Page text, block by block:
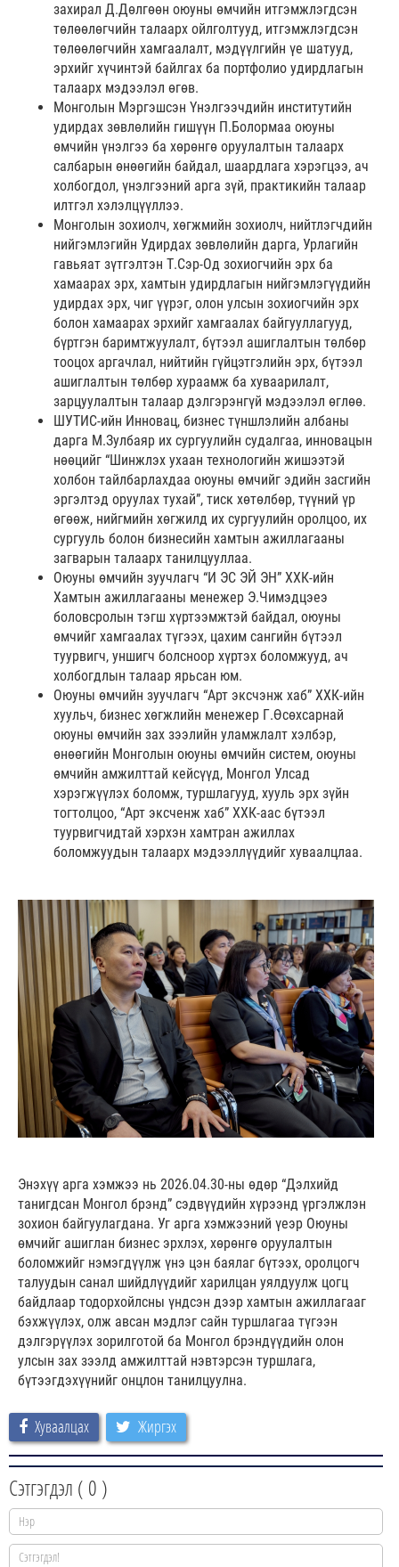
захирал Д.Дөлгөөн оюуны өмчийн итгэмжлэгдсэн
төлөөлөгчийн талаарх ойлголтууд, итгэмжлэгдсэн
төлөөлөгчийн хамгаалалт, мэдүүлгийн үе шатууд,
эрхийг хүчинтэй байлгах ба портфолио удирдлагын
талаарх мэдээлэл өгөв.
Монголын Мэргэшсэн Үнэлгээчдийн институтийн
удирдах зөвлөлийн гишүүн П.Болормаа оюуны
өмчийн үнэлгээ ба хөрөнгө оруулалтын талаарх
салбарын өнөөгийн байдал, шаардлага хэрэгцээ, ач
холбогдол, үнэлгээний арга зүй, практикийн талаар
илтгэл хэлэлцүүллээ.
Монголын зохиолч, хөгжмийн зохиолч, нийтлэгчдийн
нийгэмлэгийн Удирдах зөвлөлийн дарга, Урлагийн
гавьяат зүтгэлтэн Т.Сэр-Од зохиогчийн эрх ба
хамаарах эрх, хамтын удирдлагын нийгэмлэгүүдийн
удирдах эрх, чиг үүрэг, олон улсын зохиогчийн эрх
болон хамаарах эрхийг хамгаалах байгууллагууд,
бүртгэн баримтжуулалт, бүтээл ашиглалтын төлбөр
тооцох аргачлал, нийтийн гүйцэтгэлийн эрх, бүтээл
ашиглалтын төлбөр хураамж ба хуваарилалт,
зарцуулалтын талаар дэлгэрэнгүй мэдээлэл өглөө.
ШУТИС-ийн Инновац, бизнес түншлэлийн албаны
дарга М.Зулбаяр их сургуулийн судалгаа, инновацын
нөөцийг “Шинжлэх ухаан технологийн жишээтэй
холбон тайлбарлахдаа оюуны өмчийг эдийн засгийн
эргэлтэд оруулах тухай”, тиск хөтөлбөр, түүний үр
өгөөж, нийгмийн хөгжилд их сургуулийн оролцоо, их
сургууль болон бизнесийн хамтын ажиллагааны
загварын талаарх танилцууллаа.
Оюуны өмчийн зуучлагч “И ЭС ЭЙ ЭН” ХХК-ийн
Хамтын ажиллагааны менежер Э.Чимэдцэеэ
боловсролын тэгш хүртээмжтэй байдал, оюуны
өмчийг хамгаалах түгээх, цахим сангийн бүтээл
туурвигч, уншигч болсноор хүртэх боломжууд, ач
холбогдлын талаар ярьсан юм.
Оюуны өмчийн зуучлагч “Арт эксчэнж хаб” ХХК-ийн
хуульч, бизнес хөгжлийн менежер Г.Өсөхсарнай
оюуны өмчийн зах зээлийн уламжлалт хэлбэр,
өнөөгийн Монголын оюуны өмчийн систем, оюуны
өмчийн амжилттай кейсүүд, Монгол Улсад
хэрэгжүүлэх боломж, туршлагууд, хууль эрх зүйн
тогтолцоо, “Арт эксченж хаб” ХХК-аас бүтээл
туурвигчидтай хэрхэн хамтран ажиллах
боломжуудын талаарх мэдээллүүдийг хуваалцлаа.
Энэхүү арга хэмжээ нь 2026.04.30-ны өдөр “Дэлхийд
танигдсан Монгол брэнд” сэдвүүдийн хүрээнд үргэлжлэн
зохион байгуулагдана. Уг арга хэмжээний үеэр Оюуны
өмчийг ашиглан бизнес эрхлэх, хөрөнгө оруулалтын
боломжийг нэмэгдүүлж үнэ цэн баялаг бүтээх, оролцогч
талуудын санал шийдлүүдийг харилцан уялдуулж цогц
байдлаар тодорхойлсны үндсэн дээр хамтын ажиллагааг
бэхжүүлэх, олж авсан мэдлэг сайн туршлагаа түгээн
дэлгэрүүлэх зорилготой ба Монгол брэндүүдийн олон
улсын зах зээлд амжилттай нэвтэрсэн туршлага,
бүтээгдэхүүнийг онцлон танилцуулна.
Хуваалцах Жиргэх
Сэтгэгдэл ( 0 )